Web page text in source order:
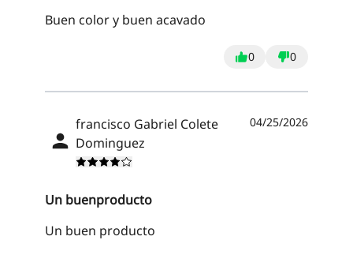
Buen color y buen acavado
0 0
francisco Gabriel Colete
Dominguez
04/25/2026
Un buenproducto
Un buen producto